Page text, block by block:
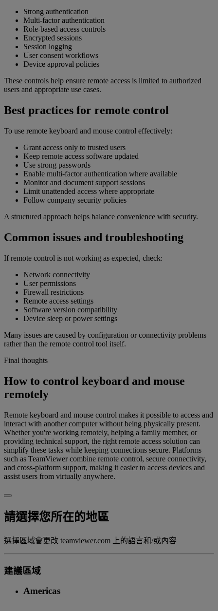
Strong authentication
Multi-factor authentication
Role-based access controls
Encrypted sessions
Session logging
User consent workflows
Device approval policies
These controls help ensure remote access is limited to authorized
users and appropriate use cases.
Best practices for remote control
To use remote keyboard and mouse control effectively:
Grant access only to trusted users
Keep remote access software updated
Use strong passwords
Enable multi-factor authentication where available
Monitor and document support sessions
Limit unattended access where appropriate
Follow company security policies
A structured approach helps balance convenience with security.
Common issues and troubleshooting
If remote control is not working as expected, check:
Network connectivity
User permissions
Firewall restrictions
Remote access settings
Software version compatibility
Device sleep or power settings
Many issues are caused by configuration or connectivity problems
rather than the remote control tool itself.
Final thoughts
How to control keyboard and mouse
remotely
Remote keyboard and mouse control makes it possible to access and
interact with another computer without being physically present.
Whether you're working remotely, helping a family member, or
providing technical support, the right remote access solution can
simplify these tasks while keeping connections secure. Platforms
such as TeamViewer combine remote control, secure connectivity,
and cross-platform support, making it easier to access devices and
assist users from virtually anywhere.
請選擇您所在的地區
選擇區域會更改 teamviewer.com 上的語言和/或內容
建議區域
Americas